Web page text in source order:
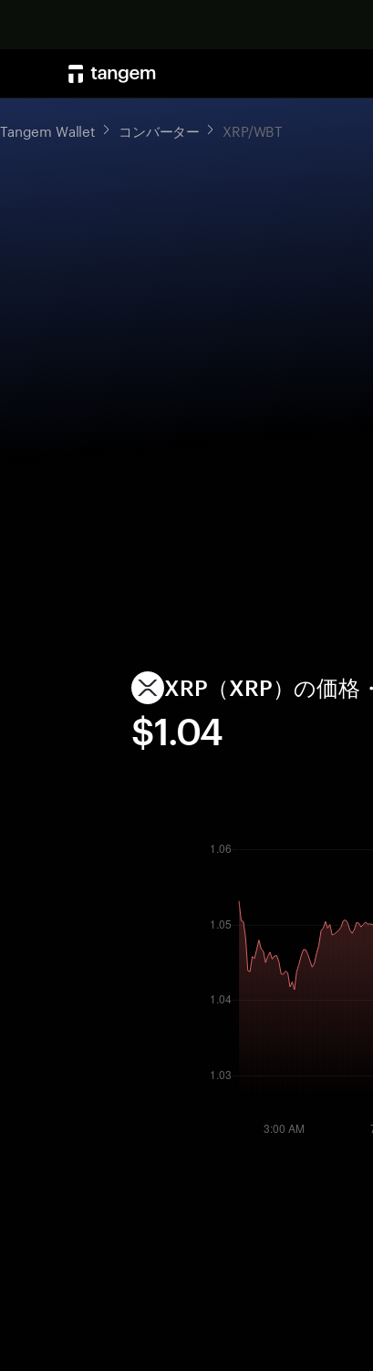
Tangem Wallet コンバーター XRP/WBT
XRP（XRP）の価格
$1.04